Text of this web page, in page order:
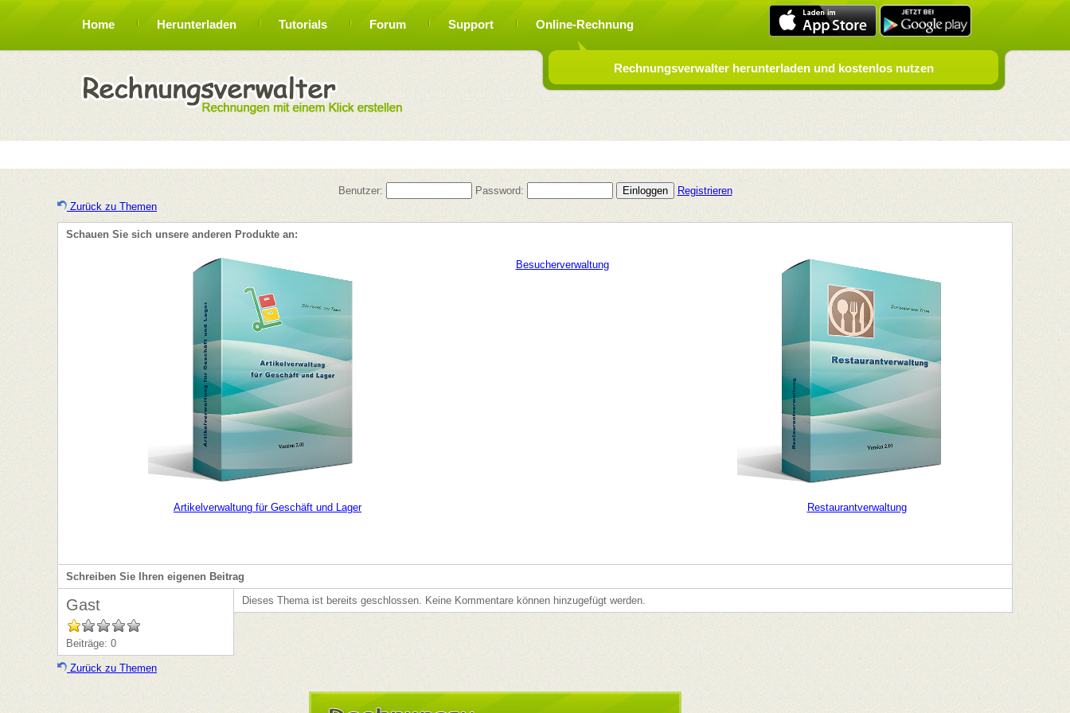
Home Herunterladen Tutorials Forum Support Online-Rechnung
Rechnungsverwalter herunterladen und kostenlos nutzen
Benutzer: Password:
Registrieren
Zurück zu Themen
Schauen Sie sich unsere anderen Produkte an:
Restaurantverwaltung
Besucherverwaltung
Artikelverwaltung für Geschäft und Lager
Schreiben Sie Ihren eigenen Beitrag
Gast
Beiträge: 0
Dieses Thema ist bereits geschlossen. Keine Kommentare können hinzugefügt werden.
Zurück zu Themen